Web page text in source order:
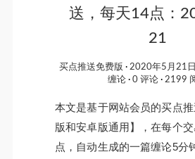
送，每天14点：
21
买点推送免费版 2020年5月21
缠论
0 评论 2199
本文是基于网站会员的买点
版和安卓版通用】，在每个
点，自动生成的一篇缠论5分